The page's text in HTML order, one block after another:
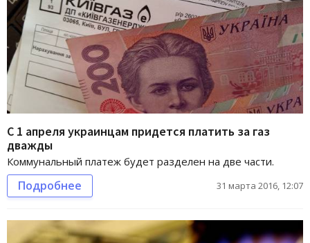
С 1 апреля украинцам придется платить за газ
дважды
Коммунальный платеж будет разделен на две части.
Подробнее 31 марта 2016, 12:07